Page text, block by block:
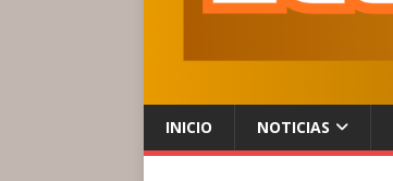
INICIO NOTICIAS